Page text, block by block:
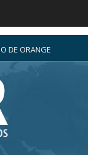
DE ORANGE